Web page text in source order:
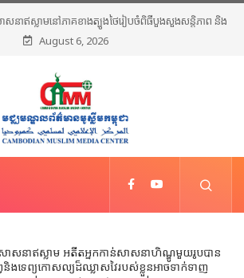
ាឥស្លាមនៅភាគខាងត្បូងថៃរៀបចំពិធីបួងសួងសន្តិភាព និងថ្កោល
ទោសអំពើហិង្សា ក្រោយការវាយប្រហារនៅណារ៉ាធីវ៉ាត់
August 6, 2026